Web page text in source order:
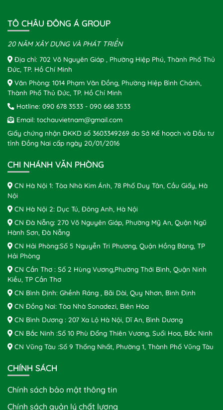
TÔ CHÂU ĐÔNG Á GROUP
20 NĂM XÂY DỰNG VÀ PHÁT TRIỂN
Địa chỉ: 702 Võ Nguyên Giáp , Phường Hiệp Phú, Thành Phố Thủ
Đức, TP. Hồ Chí Minh
Văn Phòng: 1014 Phạm Văn Đồng, Phường Hiệp Bình Chánh,
Thành Phố Thủ Đức, TP. Hồ Chí Minh
Hotline: 090 678 3533 - 090 668 3533
Email: tochauvietnam@gmail.com
Giấy chứng nhận ĐKKD số 3603349269 do Sở Kế hoạch và Đầu tư
tỉnh Đồng Nai cấp ngày 20/01/2016
CHI NHÁNH VĂN PHÒNG
CN Hà Nội 1: Tòa Nhà Kim Ánh, 78 Phố Duy Tân, Cầu Giấy, Hà
Nội
CN Hà Nội 2: Dục Tú, Đông Anh, Hà Nội
CN Đà Nẵng: 270 Võ Nguyên Giáp, Phường Mỹ An, Quận Ngũ
Hành Sơn, Đà Nẵng
CN Hải Phòng:Số 5 Nguyễn Tri Phương, Quận Hồng Bàng, TP
Hải Phòng
CN Cần Thơ : Số 2 Hùng Vương,Phường Thới Bình, Quận Ninh
Kiều, TP Cần Thơ
CN Bình Định: Ghềnh Ráng , Bãi Dài, Quy Nhơn, Bình Định
CN Đồng Nai: Tòa Nhà Sonadezi, Biên Hòa
CN Bình Dương : 207 Xa Lộ Hà Nội, Dĩ An, Bình Dương
CN Bắc Ninh :Số 10 Phù Đổng Thiên Vương, Suối Hoa, Bắc Ninh
CN Vũng Tàu :Số 9 Thống Nhất, Phường 1, Thành Phố Vũng Tàu
CHÍNH SÁCH
Chính sách bảo mật thông tin
Chính sách quản lý chất lượng